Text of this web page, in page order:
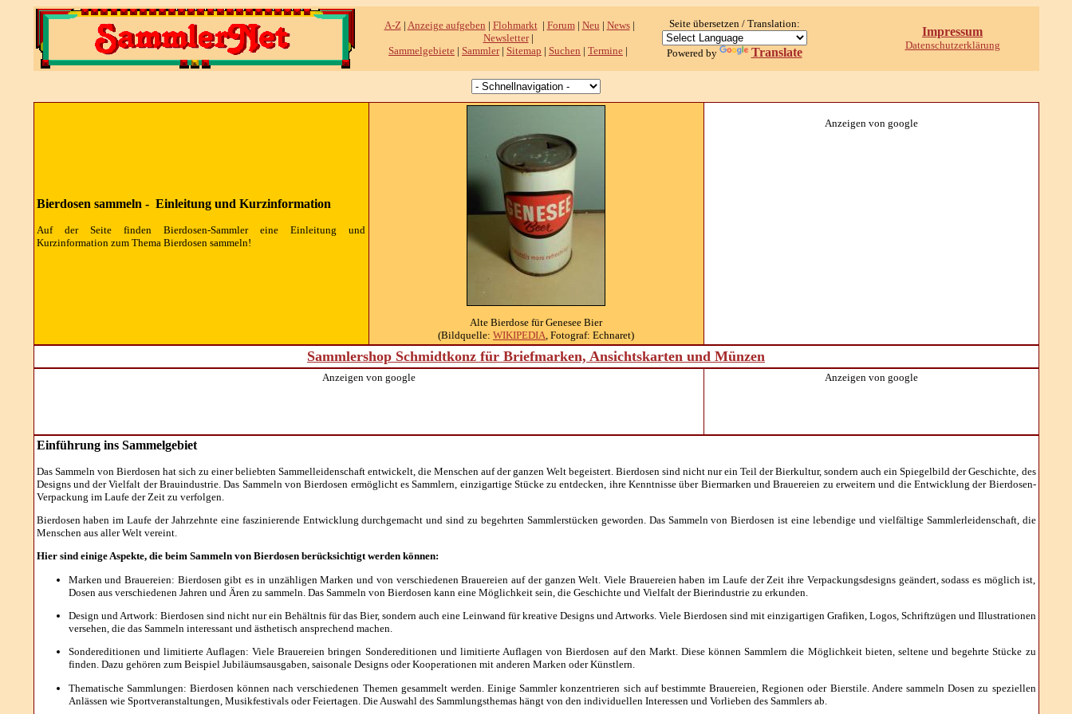
A-Z| Anzeige aufgeben | Flohmarkt| Forum| Neu | News|
Newsletter|
Sammelgebiete | Sammler| Sitemap | Suchen | Termine |
Seite übersetzen / Translation:
Powered by Translate
Impressum
Datenschutzerklärung
Bierdosen sammeln - Einleitung und Kurzinformation
Auf der Seite finden Bierdosen-Sammler eine Einleitung und
Kurzinformation zum Thema Bierdosen sammeln!
Alte Bierdose für Genesee Bier
(Bildquelle: WIKIPEDIA, Fotograf: Echnaret)
Anzeigen von google
Sammlershop Schmidtkonz für Briefmarken, Ansichtskarten und Münzen
Anzeigen von google Anzeigen von google
Einführung ins Sammelgebiet
Das Sammeln von Bierdosen hat sich zu einer beliebten Sammelleidenschaft entwickelt, die Menschen auf der ganzen Welt begeistert. Bierdosen sind nicht nur ein Teil der Bierkultur, sondern auch ein Spiegelbild der Geschichte, des
Designs und der Vielfalt der Brauindustrie. Das Sammeln von Bierdosen ermöglicht es Sammlern, einzigartige Stücke zu entdecken, ihre Kenntnisse über Biermarken und Brauereien zu erweitern und die Entwicklung der Bierdosen-
Verpackung im Laufe der Zeit zu verfolgen.
Bierdosen haben im Laufe der Jahrzehnte eine faszinierende Entwicklung durchgemacht und sind zu begehrten Sammlerstücken geworden. Das Sammeln von Bierdosen ist eine lebendige und vielfältige Sammlerleidenschaft, die
Menschen aus aller Welt vereint.
Hier sind einige Aspekte, die beim Sammeln von Bierdosen berücksichtigt werden können:
Marken und Brauereien: Bierdosen gibt es in unzähligen Marken und von verschiedenen Brauereien auf der ganzen Welt. Viele Brauereien haben im Laufe der Zeit ihre Verpackungsdesigns geändert, sodass es möglich ist,
Dosen aus verschiedenen Jahren und Ären zu sammeln. Das Sammeln von Bierdosen kann eine Möglichkeit sein, die Geschichte und Vielfalt der Bierindustrie zu erkunden.
Design und Artwork: Bierdosen sind nicht nur ein Behältnis für das Bier, sondern auch eine Leinwand für kreative Designs und Artworks. Viele Bierdosen sind mit einzigartigen Grafiken, Logos, Schriftzügen und Illustrationen
versehen, die das Sammeln interessant und ästhetisch ansprechend machen.
Sondereditionen und limitierte Auflagen: Viele Brauereien bringen Sondereditionen und limitierte Auflagen von Bierdosen auf den Markt. Diese können Sammlern die Möglichkeit bieten, seltene und begehrte Stücke zu
finden. Dazu gehören zum Beispiel Jubiläumsausgaben, saisonale Designs oder Kooperationen mit anderen Marken oder Künstlern.
Thematische Sammlungen: Bierdosen können nach verschiedenen Themen gesammelt werden. Einige Sammler konzentrieren sich auf bestimmte Brauereien, Regionen oder Bierstile. Andere sammeln Dosen zu speziellen
Anlässen wie Sportveranstaltungen, Musikfestivals oder Feiertagen. Die Auswahl des Sammlungsthemas hängt von den individuellen Interessen und Vorlieben des Sammlers ab.